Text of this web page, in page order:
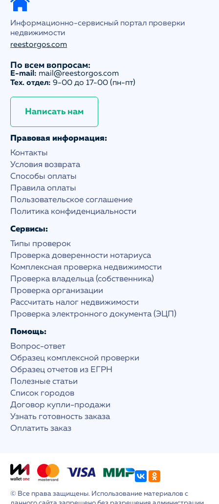
Информационно-сервисный портал проверки
недвижимости
reestorgos.com
По всем вопросам:
E-mail: mail@reestorgos.com
Тех. отдел: 9-00 до 17-00 (пн-пт)
Написать нам
Правовая информация:
Контакты
Условия возврата
Способы оплаты
Правила оплаты
Пользовательское соглашение
Политика конфиденциальности
Сервисы:
Типы проверок
Проверка доверенности нотариуса
Комплексная проверка недвижимости
Проверка владельца (собственника)
Проверка организации
Рассчитать налог недвижимости
Проверка электронного документа (ЭЦП)
Помощь:
Вопрос-ответ
Образец комплексной проверки
Образец отчетов из ЕГРН
Полезные статьи
Список городов
Договор купли-продажи
Узнать готовность заказа
Оплатить заказ
© Все права защищены. Использование материалов с